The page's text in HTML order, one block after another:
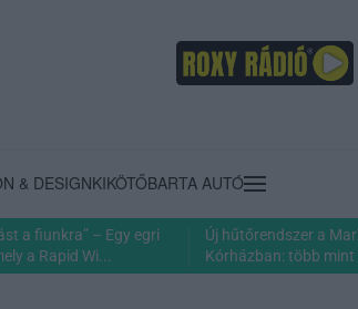
& DESIGNKIKÖTŐBARTA AUTÓ
a fiunkra” – Egy egri
a Rapid Wi...
Új hűtőrendszer a
Kórházban: több mint